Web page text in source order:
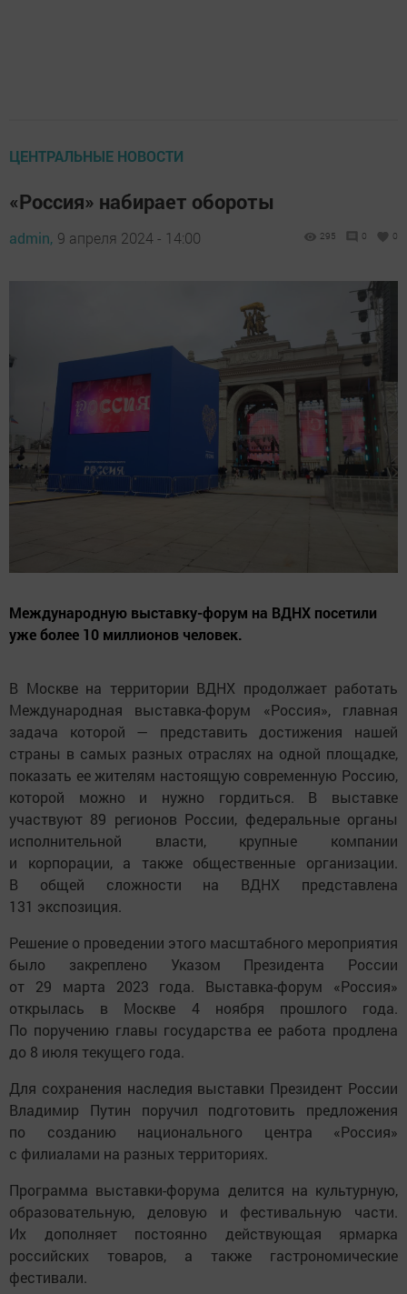
ЦЕНТРАЛЬНЫЕ НОВОСТИ
«Россия» набирает обороты
admin, 9 апреля 2024 - 14:00 295 0 0
Международную выставку-форум на ВДНХ посетили
уже более 10 миллионов человек.
В Москве на территории ВДНХ продолжает работать
Международная выставка-форум «Россия», главная
задача которой — представить достижения нашей
страны в самых разных отраслях на одной площадке,
показать ее жителям настоящую современную Россию,
которой можно и нужно гордиться. В выставке
участвуют 89 регионов России, федеральные органы
исполнительной власти, крупные компании
и корпорации, а также общественные организации.
В общей сложности на ВДНХ представлена
131 экспозиция.
Решение о проведении этого масштабного мероприятия
было закреплено Указом Президента России
от 29 марта 2023 года. Выставка-форум «Россия»
открылась в Москве 4 ноября прошлого года.
По поручению главы государства ее работа продлена
до 8 июля текущего года.
Для сохранения наследия выставки Президент России
Владимир Путин поручил подготовить предложения
по созданию национального центра «Россия»
с филиалами на разных территориях.
Программа выставки-форума делится на культурную,
образовательную, деловую и фестивальную части.
Их дополняет постоянно действующая ярмарка
российских товаров, а также гастрономические
фестивали.